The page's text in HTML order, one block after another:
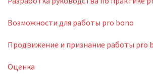
Возможности для работы pro bono
Продвижение и признание работы pro
Оценка